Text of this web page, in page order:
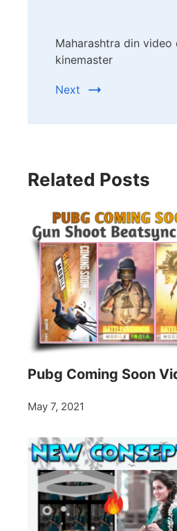
Maharashtra din video
kinemaster
Next
Related Posts
Pubg Coming Soon
May 7, 2021